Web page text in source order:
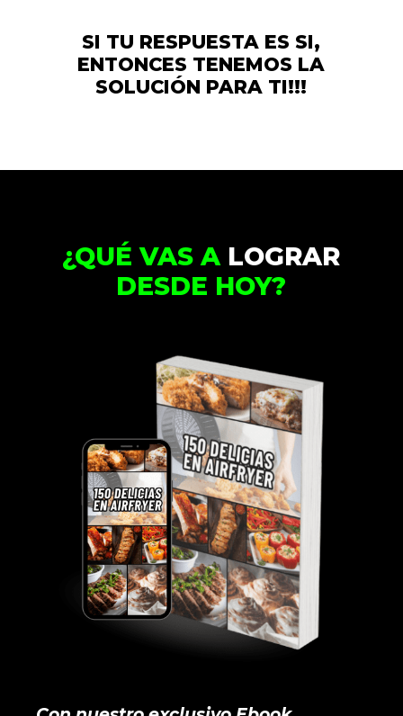
SI TU RESPUESTA ES SI,
ENTONCES TENEMOS LA
SOLUCIÓN PARA TI!!!
¿QUÉ VAS A LOGRAR
DESDE HOY?